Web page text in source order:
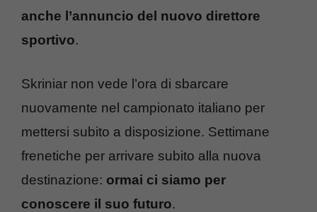
anche l’annuncio del nuovo direttore
sportivo.
Skriniar non vede l’ora di sbarcare
nuovamente nel campionato italiano per
mettersi subito a disposizione. Settimane
frenetiche per arrivare subito alla nuova
destinazione: ormai ci siamo per
conoscere il suo futuro.